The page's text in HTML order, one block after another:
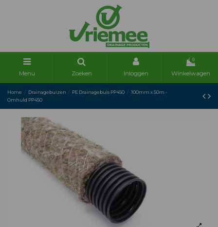
Menu Zoeken Inloggen
0
Winkelwagen
Home Drainagebuizen PE Drainagebuis PP450
100mm x 50m -
Omhuld PP450